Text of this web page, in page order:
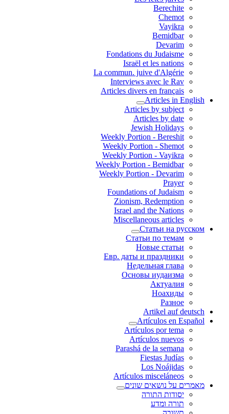
Berechite
Chemot
Vayikra
Bemidbar
Devarim
Fondations du Judaisme
Israël et les nations
La commun. juive d'Algérie
Interviews avec le Rav
Articles divers en français
Articles in English
Articles by subject
Articles by date
Jewish Holidays
Weekly Portion - Bereshit
Weekly Portion - Shemot
Weekly Portion - Vayikra
Weekly Portion - Bemidbar
Weekly Portion - Devarim
Prayer
Foundations of Judaism
Zionism, Redemption
Israel and the Nations
Miscellaneous articles
Статьи на русском
Статьи по темам
Новые статьи
Евр. даты и праздники
Недельная глава
Основы иудаизма
Актуалия
Ноахиды
Разное
Artikel auf deutsch
Artículos en Español
Artículos por tema
Artículos nuevos
Parashá de la semana
Fiestas Judías
Los Noájidas
Artículos misceláneos
מאמרים על נושאים שונים
יסודות התורה
תורה ומדע